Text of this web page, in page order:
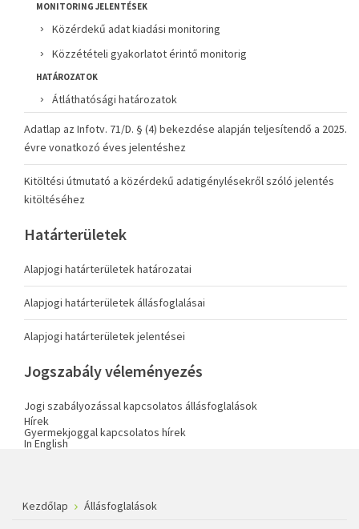
MONITORING JELENTÉSEK
Közérdekű adat kiadási monitoring
Közzétételi gyakorlatot érintő monitorig
HATÁROZATOK
Átláthatósági határozatok
Adatlap az Infotv. 71/D. § (4) bekezdése alapján teljesítendő a 2025.
évre vonatkozó éves jelentéshez
Kitöltési útmutató a közérdekű adatigénylésekről szóló jelentés
kitöltéséhez
Határterületek
Alapjogi határterületek határozatai
Alapjogi határterületek állásfoglalásai
Alapjogi határterületek jelentései
Jogszabály véleményezés
Jogi szabályozással kapcsolatos állásfoglalások
Hírek
Gyermekjoggal kapcsolatos hírek
In English
Kezdőlap Állásfoglalások